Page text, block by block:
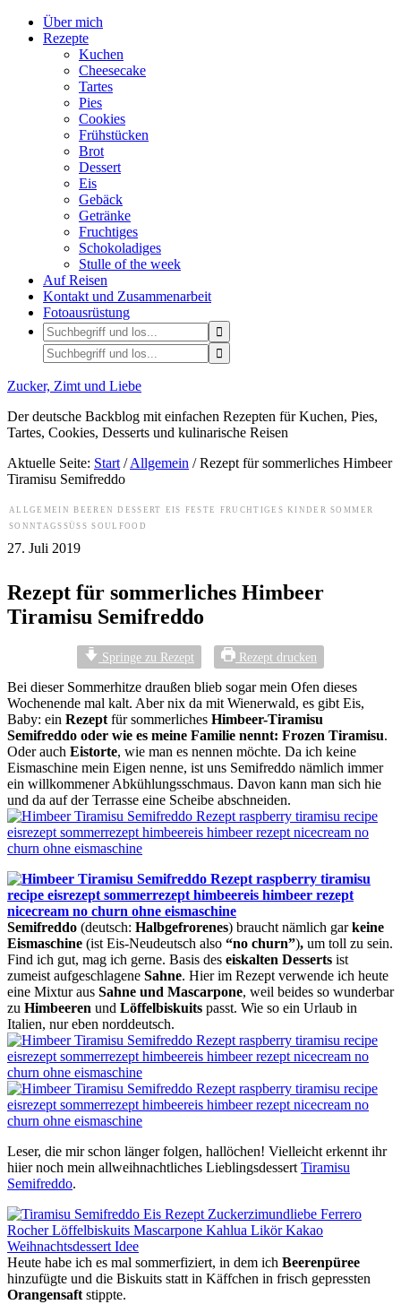
Über mich
Rezepte
Kuchen
Cheesecake
Tartes
Pies
Cookies
Frühstücken
Brot
Dessert
Eis
Gebäck
Getränke
Fruchtiges
Schokoladiges
Stulle of the week
Auf Reisen
Kontakt und Zusammenarbeit
Fotoausrüstung
Zucker, Zimt und Liebe
Der deutsche Backblog mit einfachen Rezepten für Kuchen, Pies,
Tartes, Cookies, Desserts und kulinarische Reisen
Aktuelle Seite: Start / Allgemein /Rezept für sommerliches Himbeer
Tiramisu Semifreddo
ALLGEMEIN BEEREN DESSERT EIS FESTE FRUCHTIGES KINDER SOMMER
SONNTAGSSÜSS
SOULFOOD
27. Juli 2019
Rezept für sommerliches Himbeer
Tiramisu Semifreddo
Springe zu Rezept Rezept drucken
Bei dieser Sommerhitze draußen blieb sogar mein Ofen dieses
Wochenende mal kalt. Aber nix da mit Wienerwald, es gibt Eis,
Baby: ein Rezept für sommerliches Himbeer-Tiramisu
Semifreddo oder wie es meine Familie nennt: Frozen Tiramisu.
Oder auch Eistorte, wie man es nennen möchte. Da ich keine
Eismaschine mein Eigen nenne, ist uns Semifreddo nämlich immer
ein willkommener Abkühlungsschmaus. Davon kann man sich hie
und da auf der Terrasse eine Scheibe abschneiden.
Semifreddo (deutsch: Halbgefrorenes) braucht nämlich garkeine
Eismaschine (ist Eis-Neudeutsch also “no churn”), um toll zu sein.
Find ich gut, mag ich gerne. Basis des eiskalten Desserts ist
zumeist aufgeschlagene Sahne. Hier im Rezept verwende ich heute
eine Mixtur aus Sahne und Mascarpone, weil beides so wunderbar
zu Himbeeren und Löffelbiskuits passt. Wie so ein Urlaub in
Italien, nur eben norddeutsch.
Leser, die mir schon länger folgen, hallöchen! Vielleicht erkennt ihr
hiier noch mein allweihnachtliches Lieblingsdessert Tiramisu
Semifreddo.
Heute habe ich es mal sommerfiziert, in dem ich Beerenpüree
hinzufügte und die Biskuits statt in Käffchen in frisch gepressten
Orangensaft stippte.